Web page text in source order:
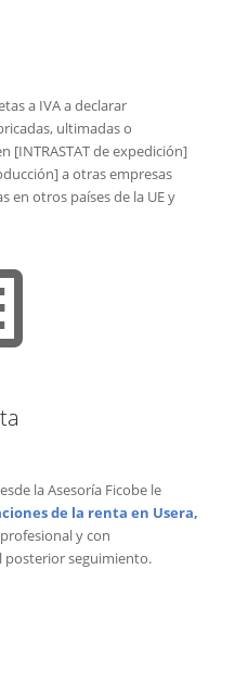
a IVA a declarar
ultimadas o
[INTRASTAT de expedición]
a otras empresas
en otros países de la UE y
la Asesoría Ficobe le
de la renta en Usera,
y con
posterior seguimiento.